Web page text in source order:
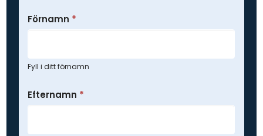
Förnamn *
Fyll i ditt förnamn
Efternamn *